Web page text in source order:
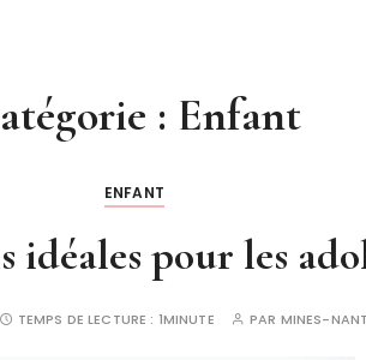
: Enfant
ENFANT
idéales pour les
TEMPS DE LECTURE : 1MINUTE PAR MINES-